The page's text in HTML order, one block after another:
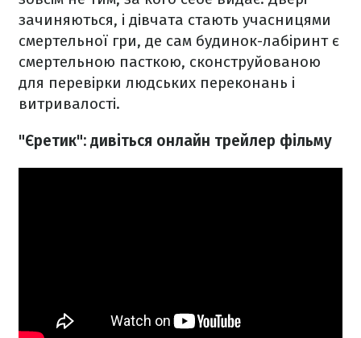
зачиняються, і дівчата стають учасницями
смертельної гри, де сам будинок-лабіринт є
смертельною пасткою, сконструйованою
для перевірки людських переконань і
витривалості.
"Єретик": дивіться онлайн трейлер фільму